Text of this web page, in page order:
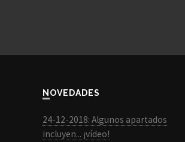
NOVEDADES
24-12-2018: Algunos apartados
incluyen... ¡vídeo!